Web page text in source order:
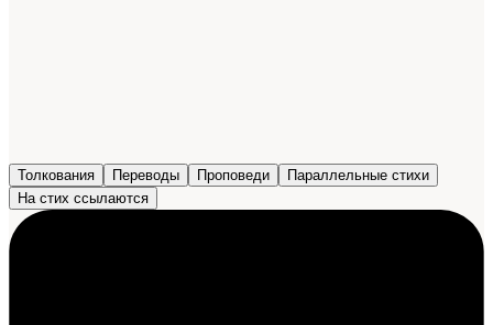
Толкования Переводы Проповеди
Параллельные стихи
На стих ссылаются